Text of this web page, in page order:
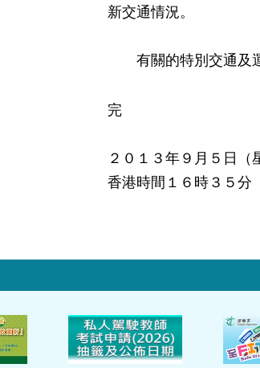
新交通情況。
有關的特別交通及
完
２０１３年９月５日（
香港時間１６時３５分